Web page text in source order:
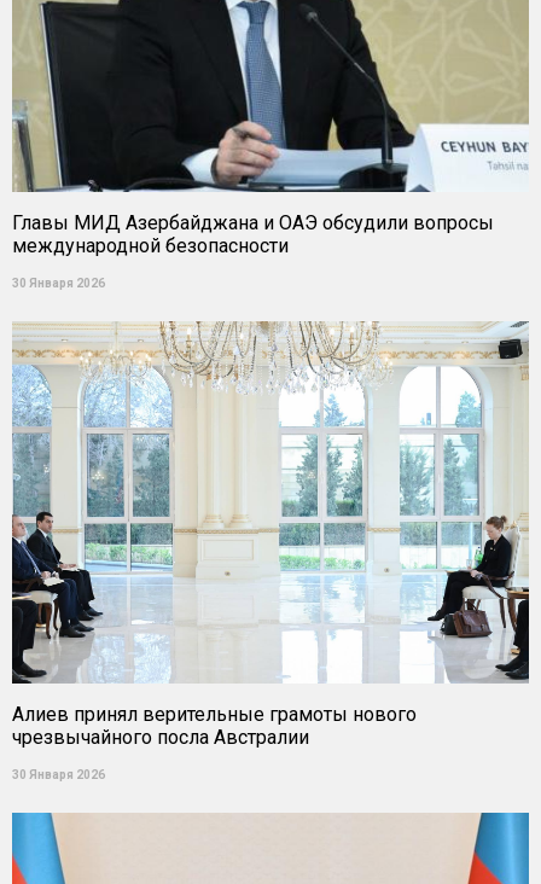
Главы МИД Азербайджана и ОАЭ обсудили вопросы
международной безопасности
30 Января 2026
Алиев принял верительные грамоты нового
чрезвычайного посла Австралии
30 Января 2026